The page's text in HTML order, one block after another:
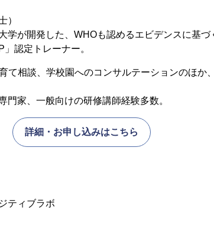
）
学が開発した、WHOも認めるエビデンスに基づ
認定トレーナー。
て相談、学校園へのコンサルテーションのほか
門家、一般向けの研修講師経験多数。
詳細・お申し込みはこちら
ティブラボ